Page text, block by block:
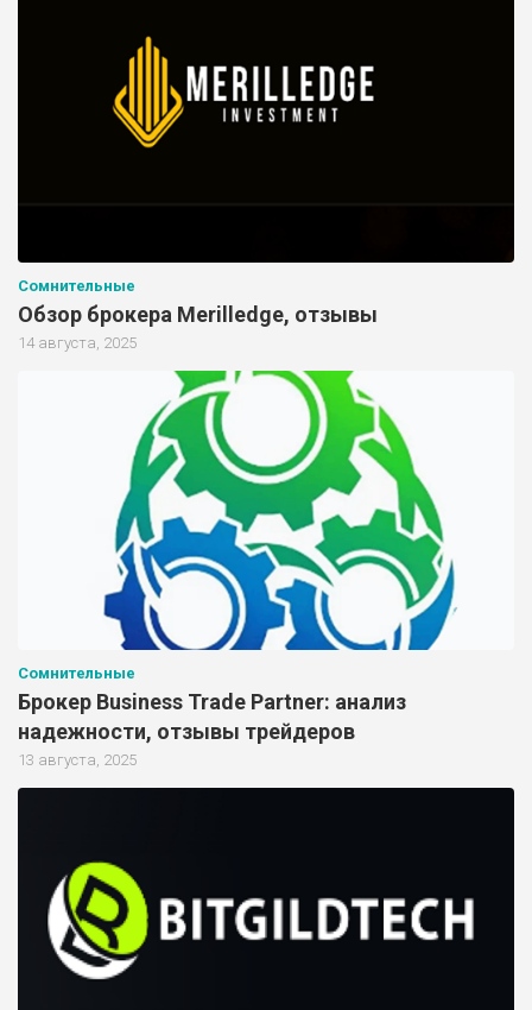
Сомнительные
Обзор брокера Merilledge, отзывы
14 августа, 2025
Сомнительные
Брокер Business Trade Partner: анализ
надежности, отзывы трейдеров
13 августа, 2025